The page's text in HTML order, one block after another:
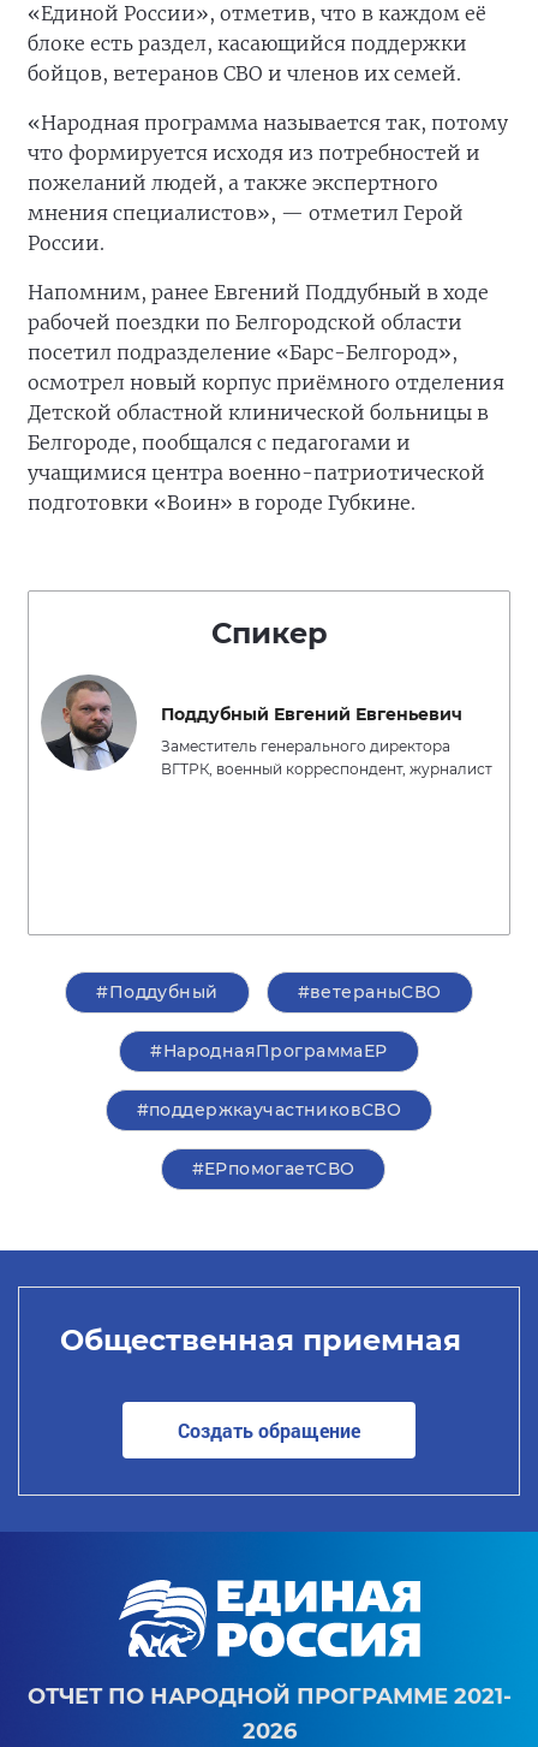
«Единой России», отметив, что в каждом её
блоке есть раздел, касающийся поддержки
бойцов, ветеранов СВО и членов их семей.
«Народная программа называется так, потому
что формируется исходя из потребностей и
пожеланий людей, а также экспертного
мнения специалистов», — отметил Герой
России.
Напомним, ранее Евгений Поддубный в ходе
рабочей поездки по Белгородской области
посетил подразделение «Барс-Белгород»,
осмотрел новый корпус приёмного отделения
Детской областной клинической больницы в
Белгороде, пообщался с педагогами и
учащимися центра военно-патриотической
подготовки «Воин» в городе Губкине.
Спикер
Поддубный Евгений Евгеньевич
Заместитель генерального директора
ВГТРК, военный корреспондент, журналист
#Поддубный #ветераныСВО
#НароднаяПрограммаЕР
#поддержкаучастниковСВО
#ЕРпомогаетСВО
Общественная приемная
Создать обращение
ОТЧЕТ ПО НАРОДНОЙ ПРОГРАММЕ 2021-
2026